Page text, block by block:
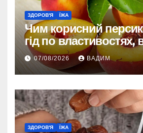
ЗДОРОВ'Я ЇЖА
Чим корисний
гід по властивостях,
впливі на організм
07/08/2026 ВАДИМ
ЗДОРОВ'Я ЇЖА